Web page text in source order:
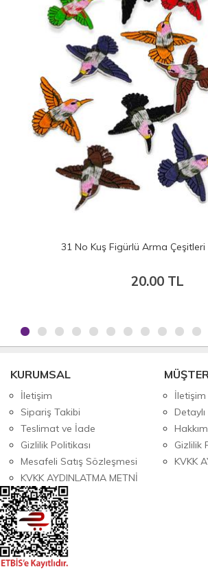
31 No Kuş Figürlü Arma
20.00 TL
KURUMSAL
İletişim
Sipariş Takibi
Teslimat ve İade
Gizlilik Politikası
Mesafeli Satış Sözleşmesi
KVKK AYDINLATMA METNİ
İletişim
Gizlilik
KVKK